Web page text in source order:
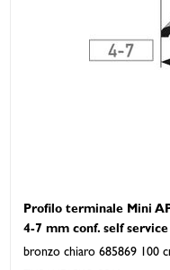
Profilo terminale Mini
4-7 mm conf. self service
bronzo chiaro 685869 100